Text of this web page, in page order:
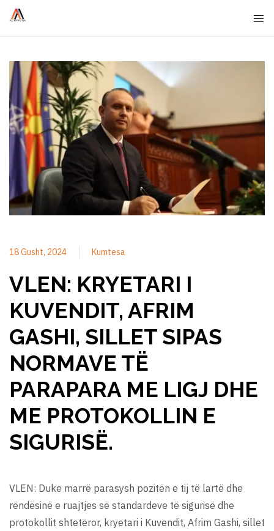
18 Gusht, 2024 Kumtesa
VLEN: KRYETARI I
KUVENDIT, AFRIM
GASHI, SILLET SIPAS
NORMAVE TË
PARAPARA ME LIGJ DHE
ME PROTOKOLLIN E
SIGURISË.
VLEN: Duke marrë parasysh pozitën e tij të lartë dhe
rëndësinë e ruajtjes së standardeve të sigurisë dhe
protokollit shtetëror, kryetari i Kuvendit, Afrim Gashi, sillet